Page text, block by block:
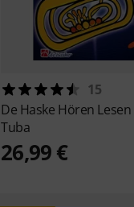
15
De Haske Hören Lesen
Tuba
26,99 €